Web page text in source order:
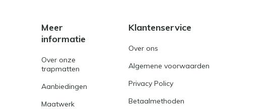
Meer
informatie
Over onze
trapmatten
Aanbiedingen
Maatwerk
Klantenservice
Over ons
Algemene voorwaarden
Privacy Policy
Betaalmethoden